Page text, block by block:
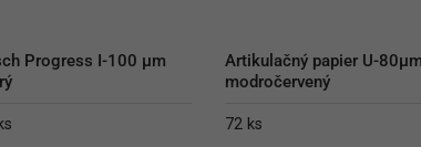
Progress I-100 µm
Artikulačný papier U-80µm
modročervený
72 ks